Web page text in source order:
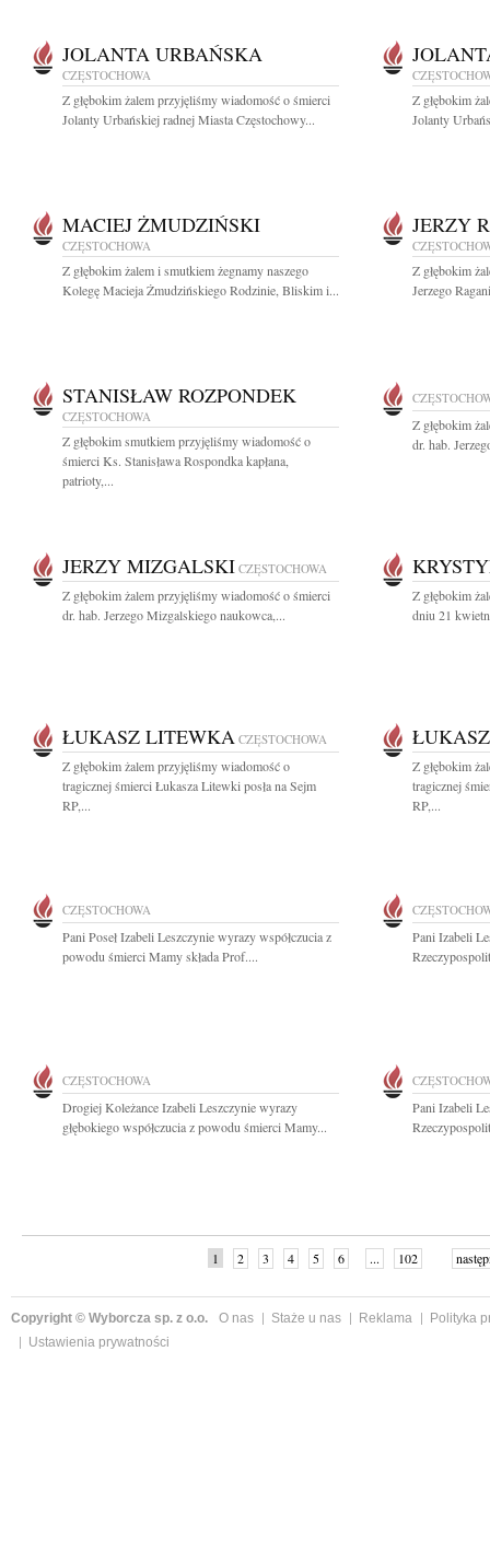
JOLANTA URBAŃSKA
CZĘSTOCHOWA
Z głębokim żalem przyjęliśmy wiadomość o śmierci
Jolanty Urbańskiej radnej Miasta Częstochowy...
Z głębokim
Jolanty
MACIEJ ŻMUDZIŃSKI
CZĘSTOCHOWA
Z głębokim żalem i smutkiem żegnamy naszego
Kolegę Macieja Żmudzińskiego Rodzinie, Bliskim i...
JERZY
Z głębokim
Jerzego
STANISŁAW ROZPONDEK
CZĘSTOCHOWA
Z głębokim smutkiem przyjęliśmy wiadomość o
śmierci Ks. Stanisława Rospondka kapłana,
patrioty,...
Z głębokim
dr. hab.
JERZY MIZGALSKI CZĘSTOCHOWA
Z głębokim żalem przyjęliśmy wiadomość o śmierci
dr. hab. Jerzego Mizgalskiego naukowca,...
Z głębokim
dniu 21
ŁUKASZ LITEWKA CZĘSTOCHOWA
Z głębokim żalem przyjęliśmy wiadomość o
tragicznej śmierci Łukasza Litewki posła na Sejm
RP,...
Z głębokim
tragicznej
RP,...
CZĘSTOCHOWA
Pani Poseł Izabeli Leszczynie wyrazy współczucia z
powodu śmierci Mamy składa Prof....
Pani Izabeli
CZĘSTOCHOWA
Drogiej Koleżance Izabeli Leszczynie wyrazy
głębokiego współczucia z powodu śmierci Mamy...
Pani Izabeli
1 2 3 4 5 6 ... 102
Copyright © Wyborcza sp. z o.o. O nas Staże u nas Reklama
Polityka
Ustawienia prywatności